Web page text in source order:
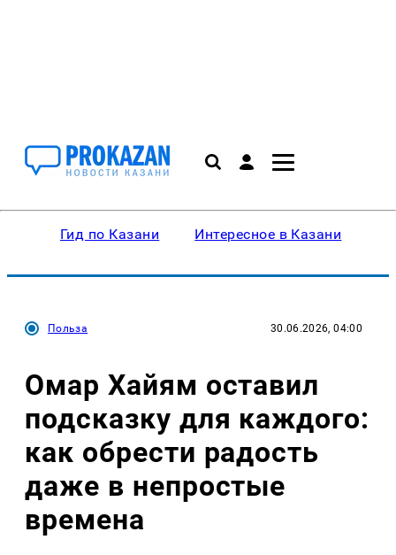
Гид по Казани Интересное в Казани
Польза 30.06.2026, 04:00
Омар Хайям оставил
подсказку для каждого:
как обрести радость
даже в непростые
времена